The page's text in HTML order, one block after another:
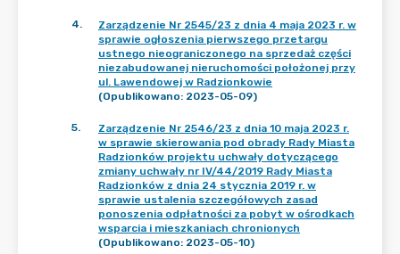
4.
Zarządzenie Nr 2545/23 z dnia 4 maja 2023 r. w
sprawie ogłoszenia pierwszego przetargu
ustnego nieograniczonego na sprzedaż części
niezabudowanej nieruchomości położonej przy
ul. Lawendowej w Radzionkowie
(Opublikowano: 2023-05-09)
5.
Zarządzenie Nr 2546/23 z dnia 10 maja 2023 r.
w sprawie skierowania pod obrady Rady Miasta
Radzionków projektu uchwały dotyczącego
zmiany uchwały nr IV/44/2019 Rady Miasta
Radzionków z dnia 24 stycznia 2019 r. w
sprawie ustalenia szczegółowych zasad
ponoszenia odpłatności za pobyt w ośrodkach
wsparcia i mieszkaniach chronionych
(Opublikowano: 2023-05-10)